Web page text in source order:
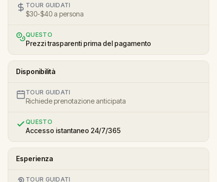
TOUR GUIDATI
$30-$40 a persona
QUESTO
Prezzi trasparenti prima del pagamento
Disponibilità
TOUR GUIDATI
Richiede prenotazione anticipata
QUESTO
Accesso istantaneo 24/7/365
Esperienza
TOUR GUIDATI